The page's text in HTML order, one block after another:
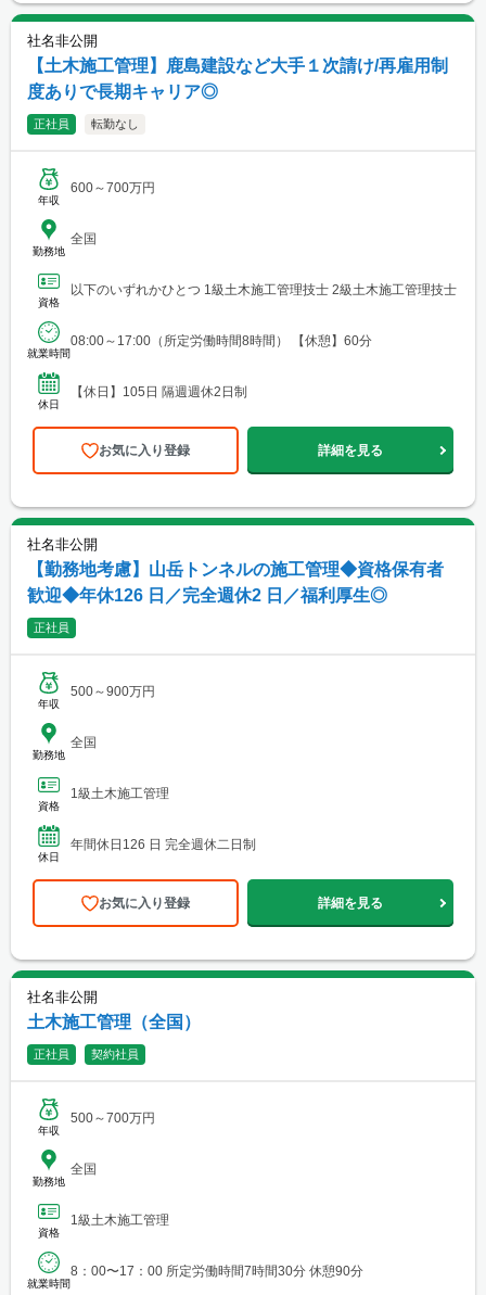
社名非公開
【土木施工管理】鹿島建設など大手１次請け/再雇用制
度ありで長期キャリア◎
正社員 転勤なし
年収
600～700万円
勤務地
全国
資格
以下のいずれかひとつ 1級土木施工管理技士 2級土木施工管理技士
就業時間
08:00～17:00（所定労働時間8時間） 【休憩】60分
休日
【休日】105日 隔週週休2日制
お気に入り登録 詳細を見る
社名非公開
【勤務地考慮】山岳トンネルの施工管理◆資格保有者
歓迎◆年休126 日／完全週休2 日／福利厚生◎
正社員
年収
500～900万円
勤務地
全国
資格
1級土木施工管理
休日
年間休日126 日 完全週休二日制
お気に入り登録 詳細を見る
社名非公開
土木施工管理（全国）
正社員 契約社員
年収
500～700万円
勤務地
全国
資格
1級土木施工管理
就業時間
8：00〜17：00 所定労働時間7時間30分 休憩90分